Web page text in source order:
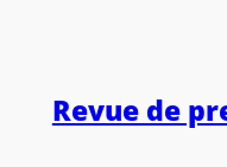
Revue de